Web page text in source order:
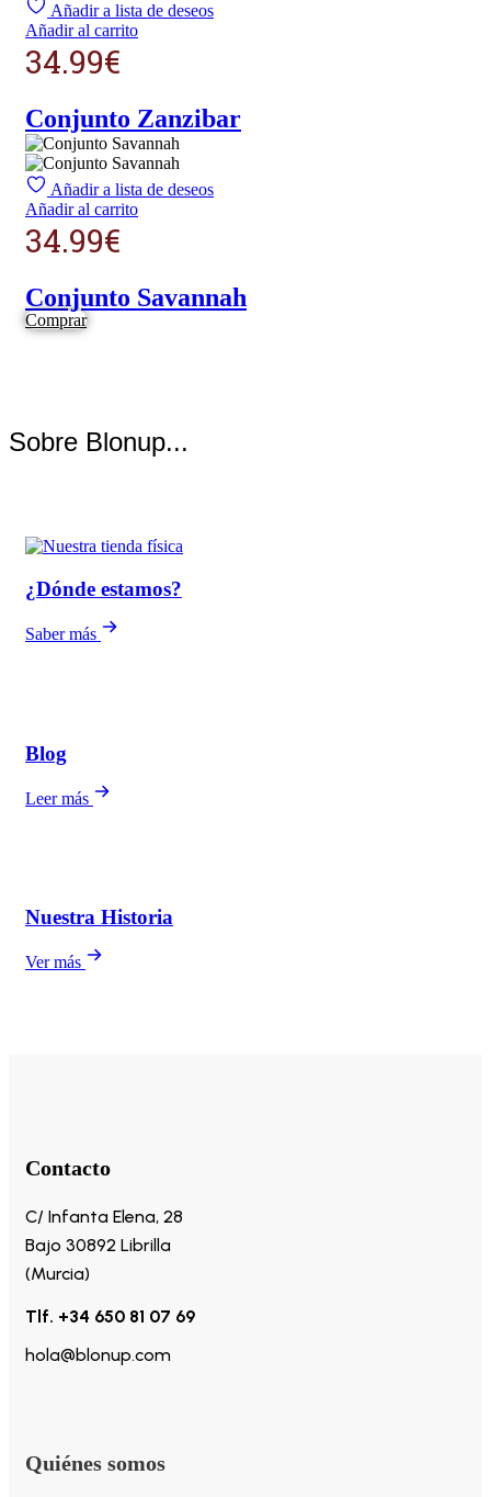
Añadir a lista de deseos
Añadir al carrito
34.99€
Conjunto Zanzibar
Añadir a lista de deseos
Añadir al carrito
34.99€
Conjunto Savannah
Comprar
Sobre Blonup...
¿Dónde estamos?
Saber más
Blog
Leer más
Nuestra Historia
Ver más
Contacto
C/ Infanta Elena, 28
Bajo 30892 Librilla
(Murcia)
Tlf. +34 650 81 07 69
hola@blonup.com
Quiénes somos